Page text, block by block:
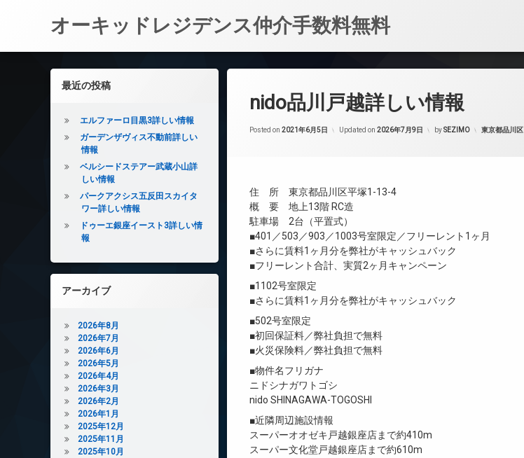
オーキッドレジデンス仲介手数料無料
nido品川戸越詳しい情報
Posted on 2021年6月5日 Updated on 2026年7月9日 bySEZIMO カテゴリー:
東京都品川区
住 所 東京都品川区平塚1-13-4
概 要 地上13階 RC造
駐車場 2台（平置式）
■401／503／903／1003号室限定／フリーレント1ヶ月
■さらに賃料1ヶ月分を弊社がキャッシュバック
■フリーレント合計、実質2ヶ月キャンペーン
■1102号室限定
■さらに賃料1ヶ月分を弊社がキャッシュバック
■502号室限定
■初回保証料／弊社負担で無料
■火災保険料／弊社負担で無料
■物件名フリガナ
ニドシナガワトゴシ
nido SHINAGAWA-TOGOSHI
■近隣周辺施設情報
スーパーオオゼキ戸越銀座店まで約410m
スーパー文化堂戸越銀座店まで約610m
左サイドバー
最近の投稿
エルファーロ目黒3詳しい情報
ガーデンザヴィス不動前詳しい
情報
ベルシードステアー武蔵小山詳
しい情報
パークアクシス五反田スカイタ
ワー詳しい情報
ドゥーエ銀座イースト3詳しい情
報
アーカイブ
2026年8月
2026年7月
2026年6月
2026年5月
2026年4月
2026年3月
2026年2月
2026年1月
2025年12月
2025年11月
2025年10月